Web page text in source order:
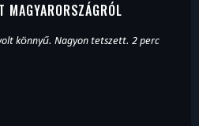
MAGYARORSZÁGRÓL
könnyű. Nagyon tetszett. 2 perc